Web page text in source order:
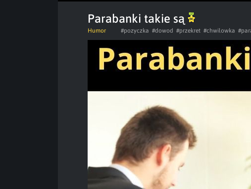
Parabanki takie są
Humor #pozyczka #dowod #przekret #chwilowka